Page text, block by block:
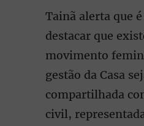
Tainã alerta que
destacar que
movimento
gestão da Casa
compartilhada
civil,